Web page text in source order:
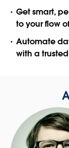
Get smart,
to your flow
Automate
with a